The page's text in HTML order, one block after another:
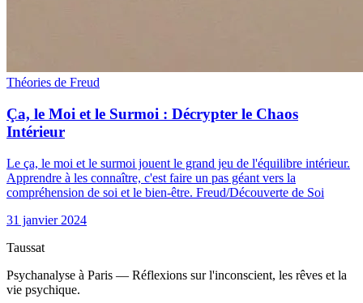
Théories de Freud
Ça, le Moi et le Surmoi : Décrypter le Chaos
Intérieur
Le ça, le moi et le surmoi jouent le grand jeu de l'équilibre intérieur.
Apprendre à les connaître, c'est faire un pas géant vers la
compréhension de soi et le bien-être. Freud/Découverte de Soi
31 janvier 2024
Taussat
Psychanalyse à Paris — Réflexions sur l'inconscient, les rêves et la
vie psychique.